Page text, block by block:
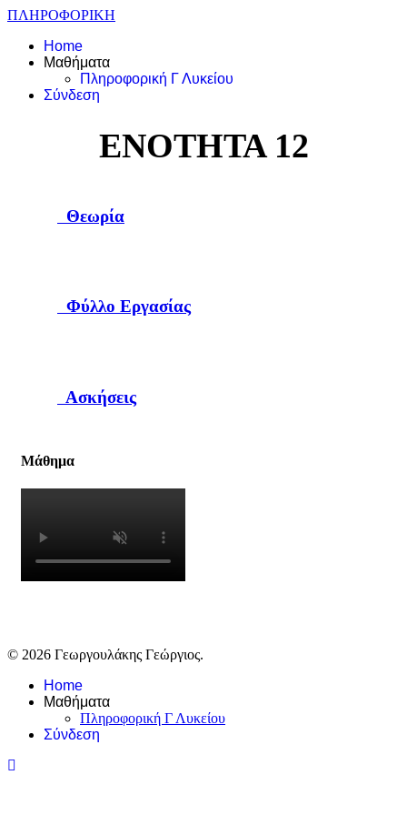
ΠΛΗΡΟΦΟΡΙΚΗ
Home
Μαθήματα
Πληροφορική Γ Λυκείου
Σύνδεση
ΕΝΟΤΗΤΑ 12
Θεωρία
Φύλλο Εργασίας
Ασκήσεις
Μάθημα
© 2026 Γεωργουλάκης Γεώργιος.
Home
Μαθήματα
Πληροφορική Γ Λυκείου
Σύνδεση